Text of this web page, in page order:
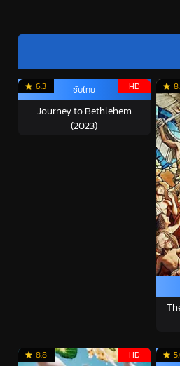
6.3 HD
ซับไทย
Journey to Bethlehem
(2023)
8.8 HD